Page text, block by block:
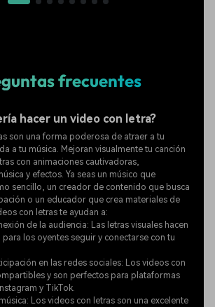
frecuentes
hacer un video con letra?
son una forma poderosa de atraer a tu
a tu música. Mejoran visualmente tu canción
con animaciones cautivadoras,
y efectos. Ya seas un músico que
sencillo, un creador de contenido que busca
o un educador que crea materiales de
con letras te ayudan a:
de la audiencia: Las letras visuales hacen
para los oyentes seguir y conectarse con tu
en las redes sociales: Los videos con
y son perfectos para plataformas
y TikTok.
Los videos con letras son una excelente